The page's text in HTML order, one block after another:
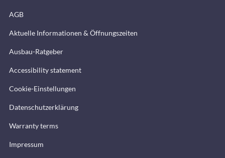
AGB
Aktuelle Informationen & Öffnungszeiten
Ausbau-Ratgeber
Accessibility statement
Cookie-Einstellungen
Datenschutzerklärung
Warranty terms
Impressum